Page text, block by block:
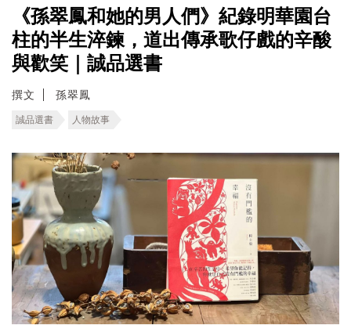
《孫翠鳳和她的男人們》紀錄明華園台
柱的半生淬鍊，道出傳承歌仔戲的辛酸
與歡笑｜誠品選書
撰文 孫翠鳳
誠品選書 人物故事